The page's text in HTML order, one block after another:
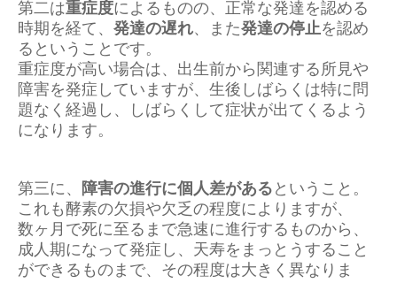
第二は重症度によるものの、正常な発達を認める
時期を経て、 発達の遅れ、また発達の停止を認め
るということです。
重症度が高い場合は、出生前から関連する所見や
障害を発症していますが、生後しばらくは特に問
題なく経過し、しばらくして症状が出てくるよう
になります。
第三に、 障害の進行に個人差があるということ。
これも酵素の欠損や欠乏の程度によりますが、
数ヶ月で死に至るまで急速に進行するものから、
成人期になって発症し、天寿をまっとうすること
ができるものまで、その程度は大きく異なりま